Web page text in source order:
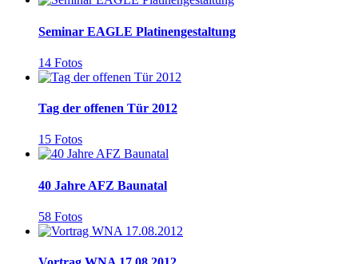
Seminar EAGLE Platinengestaltung
14 Fotos
Tag der offenen Tür 2012
15 Fotos
40 Jahre AFZ Baunatal
58 Fotos